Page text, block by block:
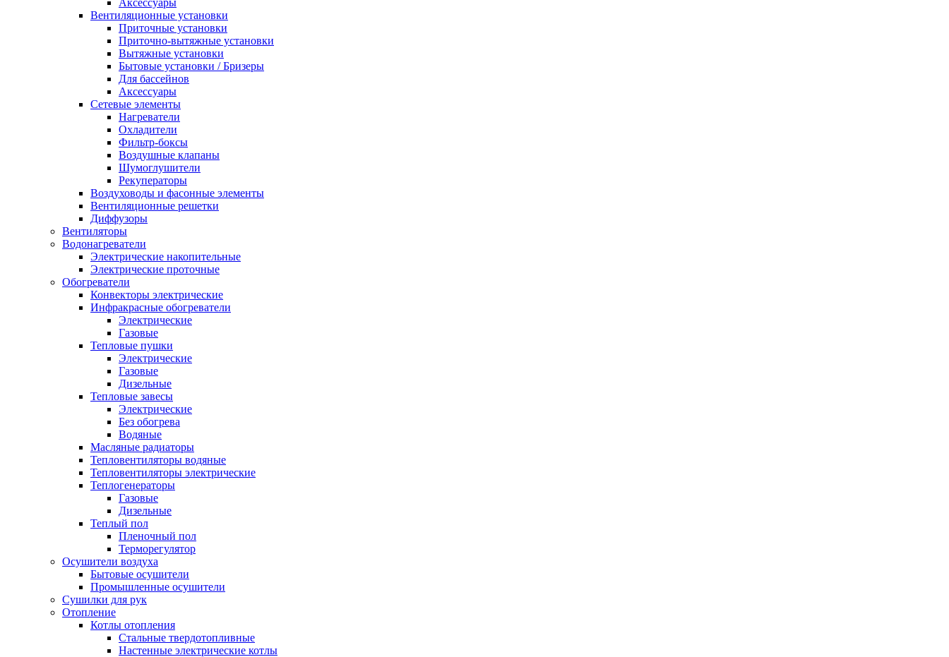
Аксессуары
Вентиляционные установки
Приточные установки
Приточно-вытяжные установки
Вытяжные установки
Бытовые установки / Бризеры
Для бассейнов
Аксессуары
Сетевые элементы
Нагреватели
Охладители
Фильтр-боксы
Воздушные клапаны
Шумоглушители
Рекуператоры
Воздуховоды и фасонные элементы
Вентиляционные решетки
Диффузоры
Вентиляторы
Водонагреватели
Электрические накопительные
Электрические проточные
Обогреватели
Конвекторы электрические
Инфракрасные обогреватели
Электрические
Газовые
Тепловые пушки
Электрические
Газовые
Дизельные
Тепловые завесы
Электрические
Без обогрева
Водяные
Масляные радиаторы
Тепловентиляторы водяные
Тепловентиляторы электрические
Теплогенераторы
Газовые
Дизельные
Теплый пол
Пленочный пол
Терморегулятор
Осушители воздуха
Бытовые осушители
Промышленные осушители
Сушилки для рук
Отопление
Котлы отопления
Стальные твердотопливные
Настенные электрические котлы